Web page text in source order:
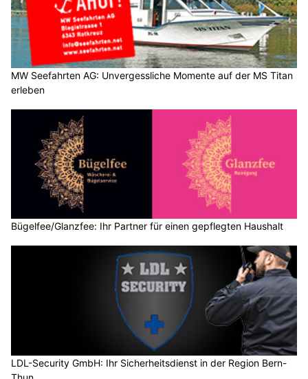
MW Seefahrten AG: Unvergessliche Momente auf der MS Titan
erleben
Bügelfee/Glanzfee: Ihr Partner für einen gepflegten Haushalt
LDL-Security GmbH: Ihr Sicherheitsdienst in der Region Bern-